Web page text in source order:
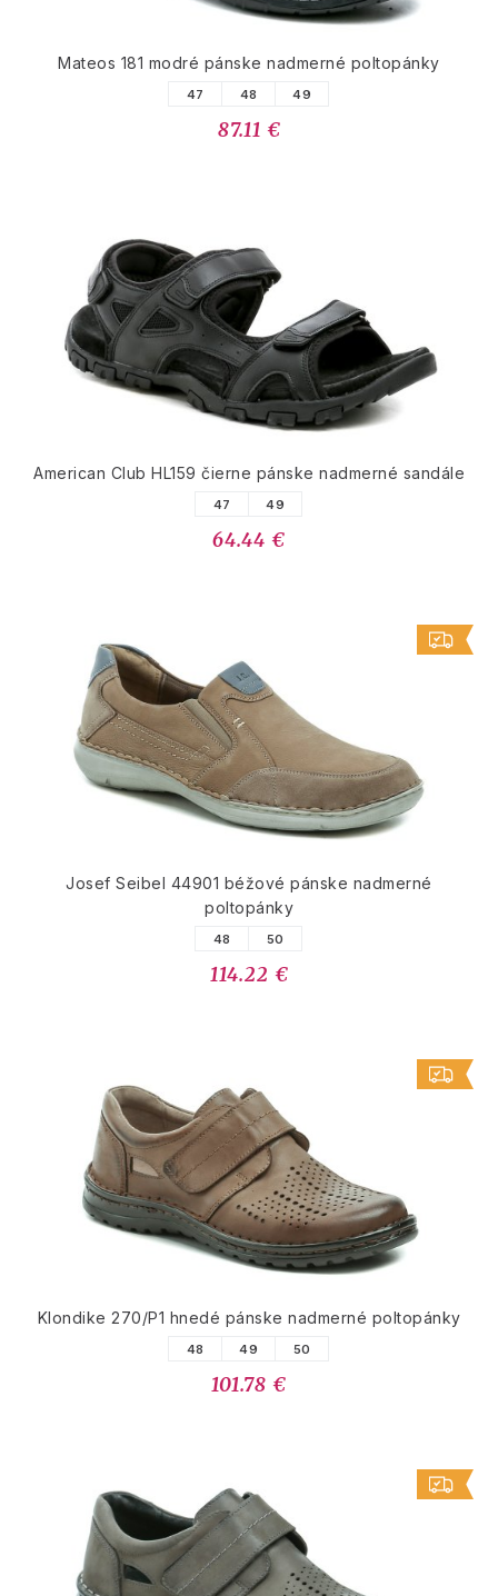
Mateos 181 modré pánske nadmerné poltopánky
47 48 49
87.11 €
American Club HL159 čierne pánske nadmerné sandále
47 49
64.44 €
Josef Seibel 44901 béžové pánske nadmerné
poltopánky
48 50
114.22 €
Klondike 270/P1 hnedé pánske nadmerné poltopánky
48 49 50
101.78 €